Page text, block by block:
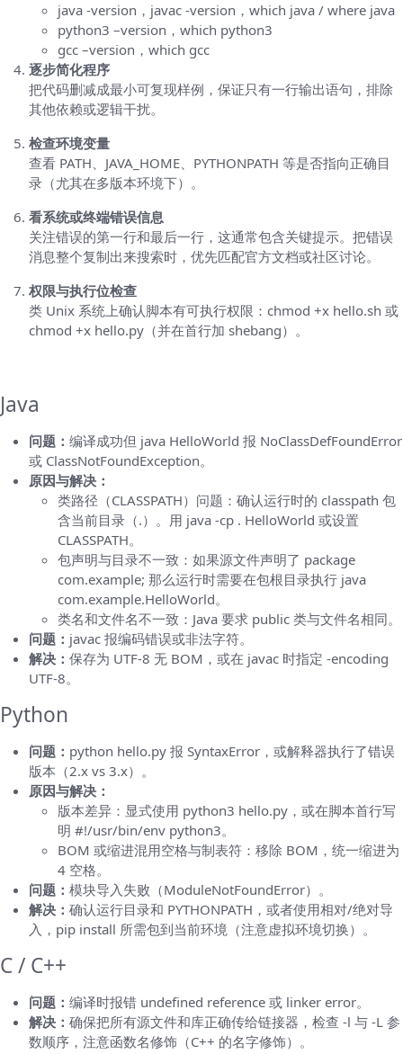
java -version，javac -version，which java / where java
python3 –version，which python3
gcc –version，which gcc
逐步简化程序
把代码删减成最小可复现样例，保证只有一行输出语句，排除
其他依赖或逻辑干扰。
检查环境变量
查看 PATH、JAVA_HOME、PYTHONPATH 等是否指向正确目
录（尤其在多版本环境下）。
看系统或终端错误信息
关注错误的第一行和最后一行，这通常包含关键提示。把错误
消息整个复制出来搜索时，优先匹配官方文档或社区讨论。
权限与执行位检查
类 Unix 系统上确认脚本有可执行权限：chmod +x hello.sh 或
chmod +x hello.py（并在首行加 shebang）。
Java
问题： 编译成功但 java HelloWorld 报 NoClassDefFoundError
或 ClassNotFoundException。
原因与解决：
类路径（CLASSPATH）问题：确认运行时的 classpath 包
含当前目录（.）。用 java -cp . HelloWorld 或设置
CLASSPATH。
包声明与目录不一致：如果源文件声明了 package
com.example; 那么运行时需要在包根目录执行 java
com.example.HelloWorld。
类名和文件名不一致：Java 要求 public 类与文件名相同。
问题： javac 报编码错误或非法字符。
解决： 保存为 UTF-8 无 BOM，或在 javac 时指定 -encoding
UTF-8。
Python
问题： python hello.py 报 SyntaxError，或解释器执行了错误
版本（2.x vs 3.x）。
原因与解决：
版本差异：显式使用 python3 hello.py，或在脚本首行写
明 #!/usr/bin/env python3。
BOM 或缩进混用空格与制表符：移除 BOM，统一缩进为
4 空格。
问题： 模块导入失败（ModuleNotFoundError）。
解决： 确认运行目录和 PYTHONPATH，或者使用相对/绝对导
入，pip install 所需包到当前环境（注意虚拟环境切换）。
C / C++
问题： 编译时报错 undefined reference 或 linker error。
解决： 确保把所有源文件和库正确传给链接器，检查 -l 与 -L 参
数顺序，注意函数名修饰（C++ 的名字修饰）。